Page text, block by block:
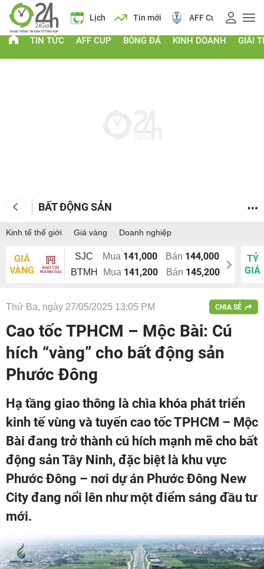
Giá vàng Lịch Tin mới AFF Cup Điểm
TIN TỨC AFF CUP BÓNG ĐÁ KINH DOANH GIẢI
BẤT ĐỘNG SẢN
Kinh tế thế giới Giá vàng Doanh nghiệp
GIÁ
VÀNG
SJC Mua 141,000 Bán 144,000
BTMH Mua 141,200 Bán 145,200
TỶ
GIÁ
Thứ Ba, ngày 27/05/2025 13:05 PM CHIA SẺ
Cao tốc TPHCM – Mộc Bài: Cú
hích “vàng” cho bất động sản
Phước Đông
Hạ tầng giao thông là chìa khóa phát triển
kinh tế vùng và tuyến cao tốc TPHCM – Mộc
Bài đang trở thành cú hích mạnh mẽ cho bất
động sản Tây Ninh, đặc biệt là khu vực
Phước Đông – nơi dự án Phước Đông New
City đang nổi lên như một điểm sáng đầu tư
mới.